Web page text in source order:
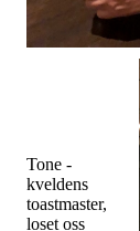
Tone -
kveldens
toastmaster,
loset oss